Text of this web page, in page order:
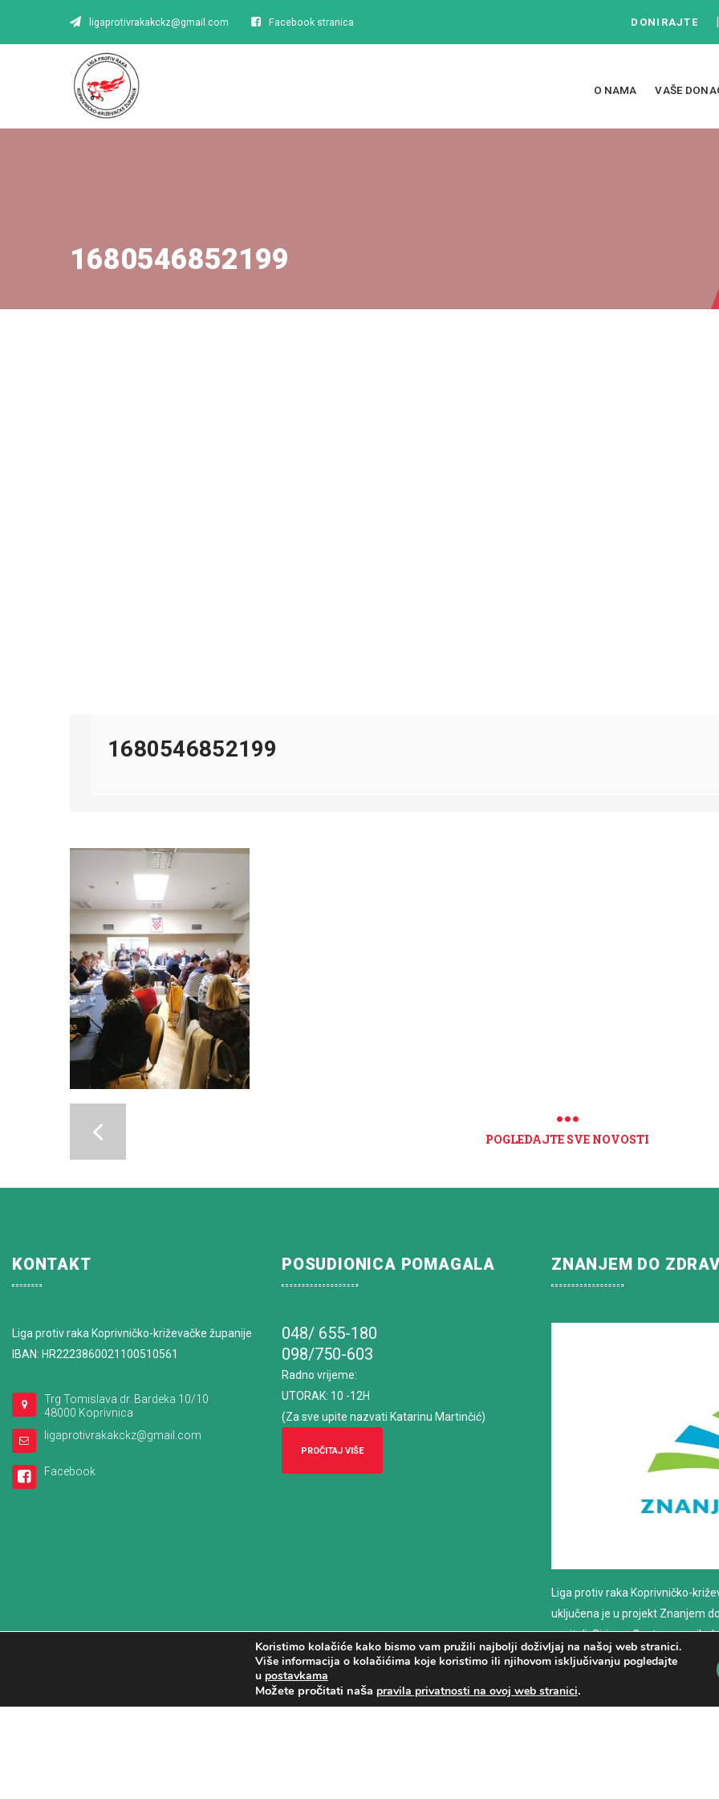
ligaprotivrakakckz@gmail.com Facebook stranica DONIRAJTE
O NAMA VAŠE
1680546852199
1680546852199
POGLEDAJTE SVE NOVOSTI
Koristimo kolačiće kako bismo vam pružili najbolji doživljaj na našoj web stranici.
Više informacija o kolačićima koje koristimo ili njihovom isključivanju pogledajte
u postavkama
Možete pročitati naša pravila privatnosti na ovoj web stranici.
KONTAKT
Liga protiv raka Koprivničko-križevačke županije
IBAN: HR2223860021100510561
Trg Tomislava dr. Bardeka 10/10
48000 Koprivnica
ligaprotivrakakckz@gmail.com
Facebook
POSUDIONICA POMAGALA
048/ 655-180
098/750-603
Radno vrijeme:
UTORAK: 10 -12H
(Za sve upite nazvati Katarinu Martinčić)
PROČITAJ VIŠE
ZNANJEM DO
Liga protiv raka Koprivničko-
uključena je u projekt Znanjem
nositelj: Sirius – Centar za
savjetovanje
PROČITAJ VIŠE